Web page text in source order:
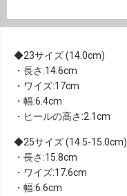
23サイズ (14.0cm)
・長さ:14.6cm
・ワイズ:17cm
・幅:6.4cm
・ヒールの高さ:2.1cm
25サイズ (14.5-15.0cm)
・長さ:15.8cm
・ワイズ:17.6cm
・幅:6.6cm